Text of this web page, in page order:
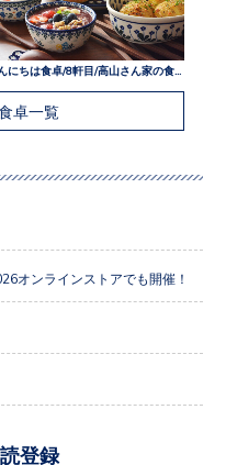
卓一覧
オンラインストアでも開催！
登録